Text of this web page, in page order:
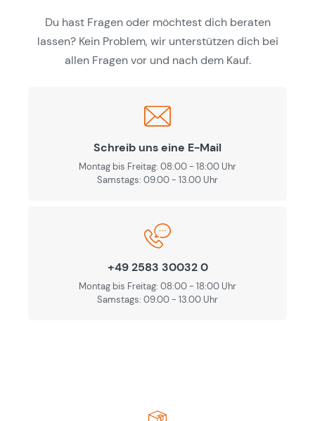
Du hast Fragen oder möchtest dich beraten
lassen? Kein Problem, wir unterstützen dich bei
allen Fragen vor und nach dem Kauf.
Schreib uns eine E-Mail
Montag bis Freitag: 08:00 - 18:00 Uhr
Samstags: 09.00 - 13.00 Uhr
+49 2583 30032 0
Montag bis Freitag: 08:00 - 18:00 Uhr
Samstags: 09.00 - 13.00 Uhr